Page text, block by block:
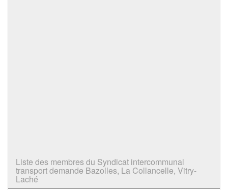
Liste des membres du Syndicat intercommunal
transport demande Bazolles, La Collancelle, Vitry-
Laché